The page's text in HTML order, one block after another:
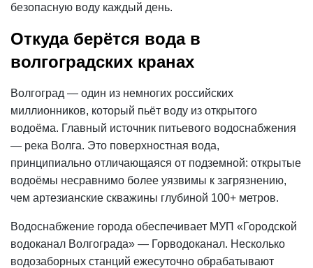
безопасную воду каждый день.
Откуда берётся вода в
волгоградских кранах
Волгоград — один из немногих российских
миллионников, который пьёт воду из открытого
водоёма. Главный источник питьевого водоснабжения
— река Волга. Это поверхностная вода,
принципиально отличающаяся от подземной: открытые
водоёмы несравнимо более уязвимы к загрязнению,
чем артезианские скважины глубиной 100+ метров.
Водоснабжение города обеспечивает МУП «Городской
водоканал Волгограда» — Горводоканал. Несколько
водозаборных станций ежесуточно обрабатывают